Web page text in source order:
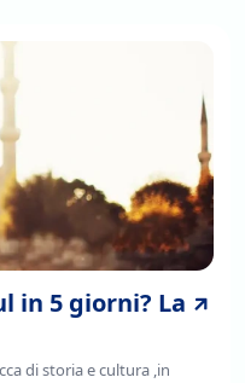
in 5 giorni? La
di storia e cultura ,in